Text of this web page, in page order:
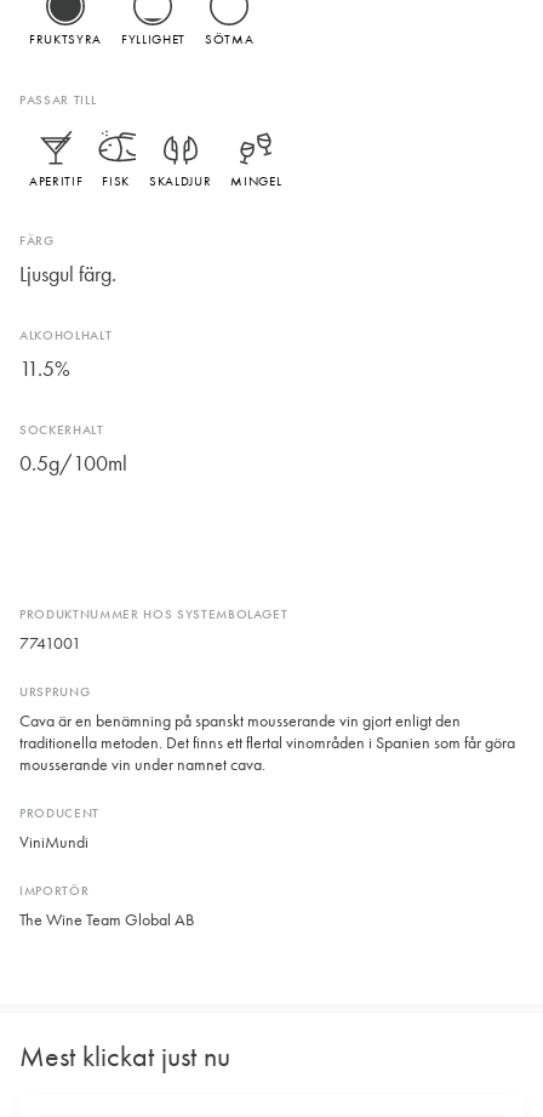
PRODUKTNUMMER HOS SYSTEMBOLAGET
7741001
URSPRUNG
Cava är en benämning på spanskt mousserande vin gjort enligt den
traditionella metoden. Det finns ett flertal vinområden i Spanien som får göra
mousserande vin under namnet cava.
PRODUCENT
ViniMundi
IMPORTÖR
The Wine Team Global AB
FRUKTSYRA FYLLIGHET SÖTMA
PASSAR TILL
APERITIF FISK SKALDJUR MINGEL
FÄRG
Ljusgul färg.
ALKOHOLHALT
11.5%
SOCKERHALT
0.5g/100ml
Mest klickat just nu